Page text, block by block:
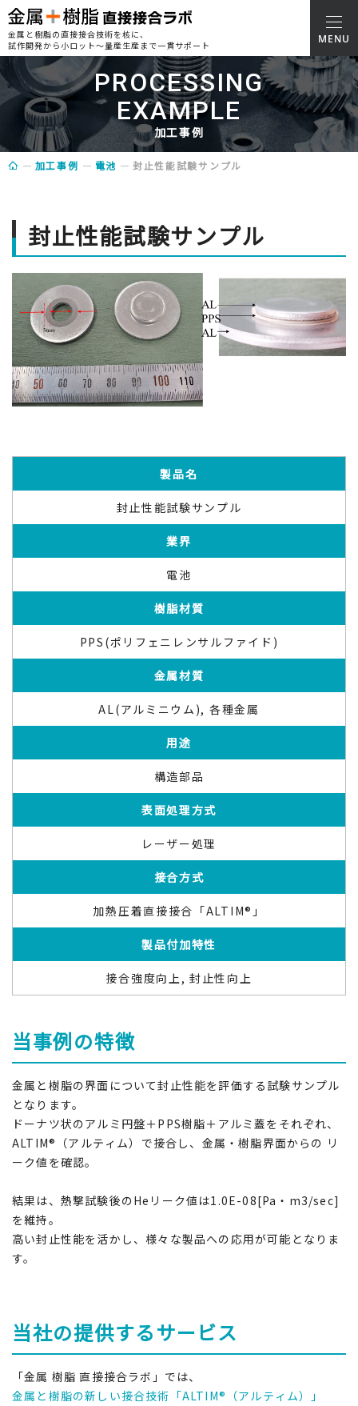
金属と樹脂の直接接合技術を核に、
試作開発から小ロット～量産生産まで一貫サポート
PROCESSING
EXAMPLE
加工事例
加工事例 電池 封止性能試験サンプル
封止性能試験サンプル
製品名
封止性能試験サンプル
業界
電池
樹脂材質
PPS(ポリフェニレンサルファイド)
金属材質
AL(アルミニウム), 各種金属
用途
構造部品
表面処理方式
レーザー処理
接合方式
加熱圧着直接接合「ALTIM®」
製品付加特性
接合強度向上, 封止性向上
当事例の特徴
金属と樹脂の界面について封止性能を評価する試験サンプル
となります。
ドーナツ状のアルミ円盤＋PPS樹脂＋アルミ蓋をそれぞれ、
ALTIM®（アルティム）で接合し、金属・樹脂界面からの リ
ーク値を確認。
結果は、熱撃試験後のHeリーク値は1.0E-08[Pa・m3/sec]
を維持。
高い封止性能を活かし、様々な製品への応用が可能となりま
す。
当社の提供するサービス
「金属 樹脂 直接接合ラボ」では、
金属と樹脂の新しい接合技術「ALTIM®（アルティム）」